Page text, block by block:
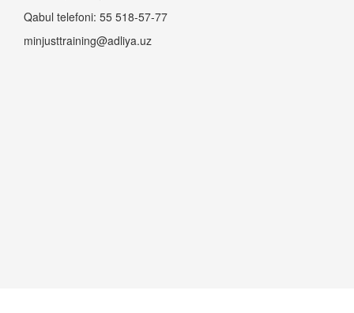
Qabul telefoni: 55 518-57-77
minjusttraining@adliya.uz